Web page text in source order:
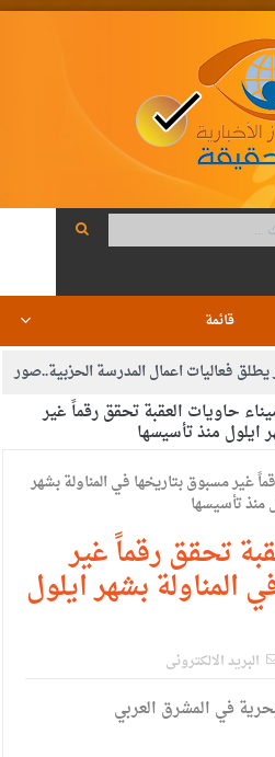
قائمة
فعاليات اعمال المدرسة الحزبية..صور
لحملة البكالوريوس في الحقوق والقانون
الهاشمية التاريخية على المقدسات
والمسيحية
يقر مشروع تعديل قانون الملكية العقارية
الصحف اليومية ويؤكد حرص مجلس
فاعلة مع الإعلام
(الدفعة الثالثة) إلى مراجعة منصة خدمة
حاويات العقبة تحقق رقماً غير
ايلول منذ تأسيسها
تحقق رقماً غير
المناولة بشهر ايلول
البريد الالكترونى
في المشرق العربي